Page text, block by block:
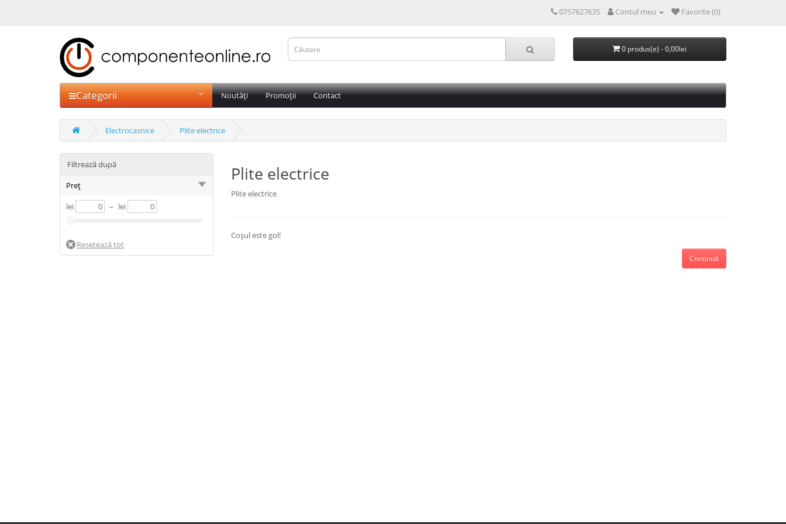
0757627635 Contul meu Favorite (0)
0 produs(e) - 0,00lei
Categorii Noutăți Promoții Contact
Electrocasnice Plite electrice
Filtrează după
Preț
lei
– lei
Plite electrice
Plite electrice
Coșul este gol!
Continuă